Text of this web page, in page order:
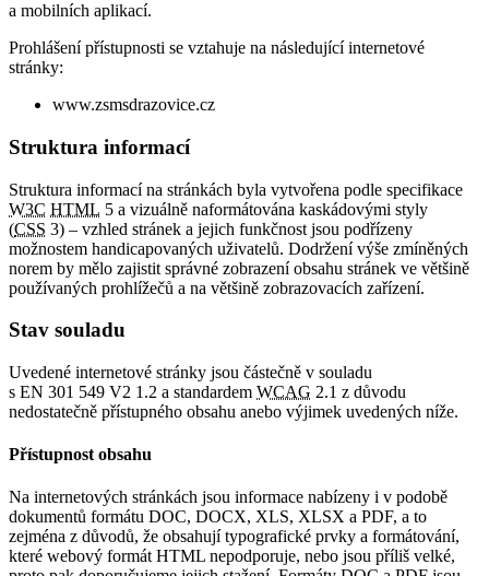
a mobilních aplikací.
Prohlášení přístupnosti se vztahuje na následující internetové
stránky:
www.zsmsdrazovice.cz
Struktura informací
Struktura informací na stránkách byla vytvořena podle specifikace
W3C HTML 5 a vizuálně naformátována kaskádovými styly
(CSS 3) – vzhled stránek a jejich funkčnost jsou podřízeny
možnostem handicapovaných uživatelů. Dodržení výše zmíněných
norem by mělo zajistit správné zobrazení obsahu stránek ve většině
používaných prohlížečů a na většině zobrazovacích zařízení.
Stav souladu
Uvedené internetové stránky jsou částečně v souladu
s EN 301 549 V2 1.2 a standardem WCAG 2.1 z důvodu
nedostatečně přístupného obsahu anebo výjimek uvedených níže.
Přístupnost obsahu
Na internetových stránkách jsou informace nabízeny i v podobě
dokumentů formátu DOC, DOCX, XLS, XLSX a PDF, a to
zejména z důvodů, že obsahují typografické prvky a formátování,
které webový formát HTML nepodporuje, nebo jsou příliš velké,